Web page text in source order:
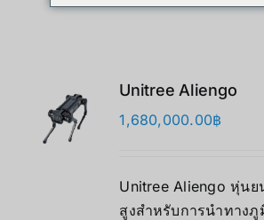
Unitree Aliengo
1,680,000.00฿
Unitree Aliengo หุ่น
สูงสำหรับการนำทาง